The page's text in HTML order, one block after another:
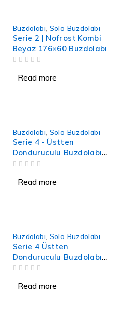
Buzdolabı Solo Buzdolabı
Serie 2 | Nofrost Kombi
Beyaz 176×60 Buzdolabı
Read more
Buzdolabı Solo Buzdolabı
Serie 4 - Üstten
Donduruculu Buzdolabı
186 x 70 cm Beyaz
Read more
Buzdolabı Solo Buzdolabı
Serie 4 Üstten
Donduruculu Buzdolabı
186 x 70 cm Inox
Read more